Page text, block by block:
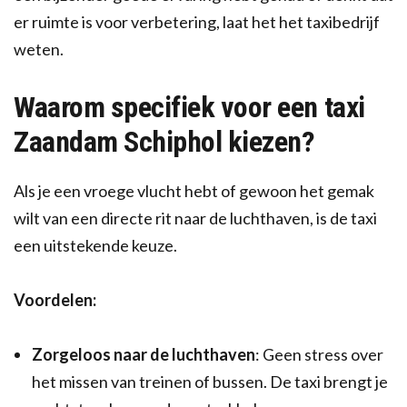
er ruimte is voor verbetering, laat het het taxibedrijf
weten.
Waarom specifiek voor een taxi
Zaandam Schiphol kiezen?
Als je een vroege vlucht hebt of gewoon het gemak
wilt van een directe rit naar de luchthaven, is de taxi
een uitstekende keuze.
Voordelen:
Zorgeloos naar de luchthaven: Geen stress over
het missen van treinen of bussen. De taxi brengt je